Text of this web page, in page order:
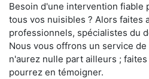
Besoin d'une intervention fiable
tous vos nuisibles ? Alors faites
professionnels, spécialistes du
Nous vous offrons un service
n'aurez nulle part ailleurs ;
pourrez en témoigner.